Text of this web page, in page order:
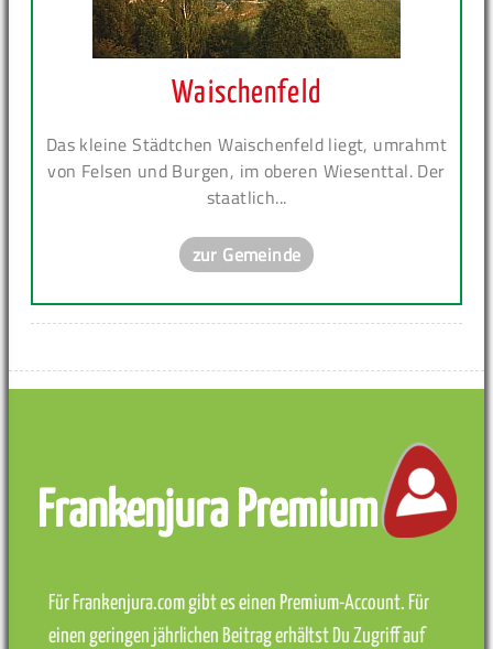
Waischenfeld
Das kleine Städtchen Waischenfeld liegt, umrahmt
von Felsen und Burgen, im oberen Wiesenttal. Der
staatlich...
zur Gemeinde
Frankenjura Premium
Für Frankenjura.com gibt es einen Premium-Account. Für
einen geringen jährlichen Beitrag erhältst Du Zugriff auf